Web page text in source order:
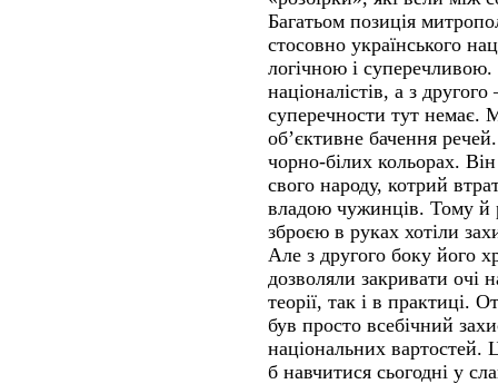
Багатьом позиція
стосовно українського
логічною і
націоналістів, а з
суперечности тут немає.
об’єктивне бачення
чорно-білих кольорах.
свого народу, котрий
владою чужинців. Тому й
зброєю в руках хотіли
Але з другого боку його
дозволяли закривати очі
теорії, так і в практиці.
був просто всебічний
національних
б навчитися сьогодні у